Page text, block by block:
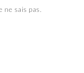
ne sais pas.